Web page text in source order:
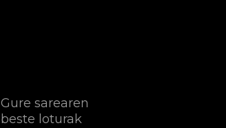
Gure sarearen
beste loturak